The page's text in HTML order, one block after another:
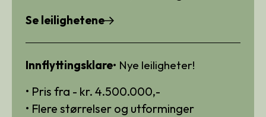
Se leilighetene
Innflyttingsklare• Nye leiligheter!
• Pris fra - kr. 4.500.000,-
‍• Flere størrelser og utforminger